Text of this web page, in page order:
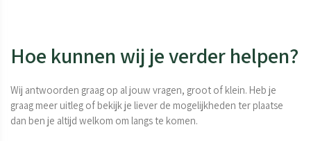
Hoe kunnen wij je verder helpen?
Wij antwoorden graag op al jouw vragen, groot of klein. Heb je
graag meer uitleg of bekijk je liever de mogelijkheden ter plaatse
dan ben je altijd welkom om langs te komen.